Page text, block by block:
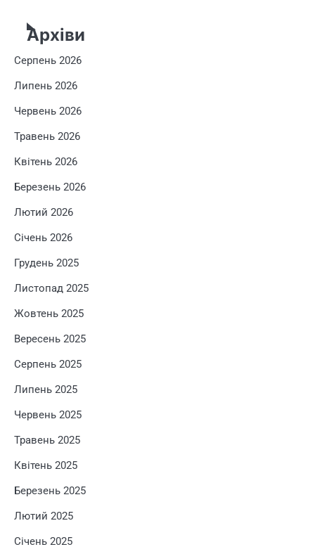
Архіви
Серпень 2026
Липень 2026
Червень 2026
Травень 2026
Квітень 2026
Березень 2026
Лютий 2026
Січень 2026
Грудень 2025
Листопад 2025
Жовтень 2025
Вересень 2025
Серпень 2025
Липень 2025
Червень 2025
Травень 2025
Квітень 2025
Березень 2025
Лютий 2025
Січень 2025